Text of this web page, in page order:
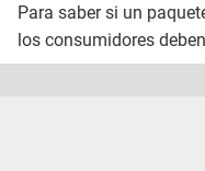
Para saber si un
los consumidores